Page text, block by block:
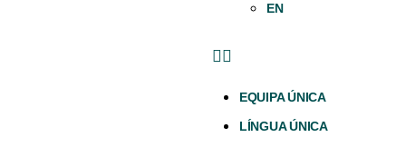
EN
EQUIPA ÚNICA
LÍNGUA ÚNICA